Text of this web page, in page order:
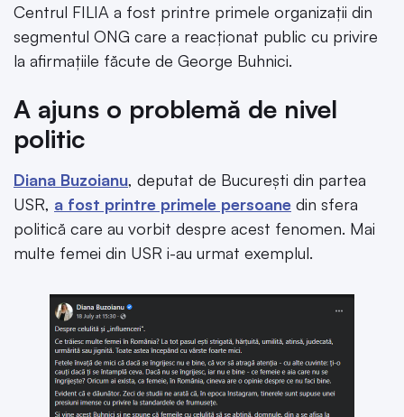
Centrul FILIA a fost printre primele organizații din
segmentul ONG care a reacționat public cu privire
la afirmațiile făcute de George Buhnici.
A ajuns o problemă de nivel
politic
Diana Buzoianu, deputat de București din partea
USR, a fost printre primele persoane din sfera
politică care au vorbit despre acest fenomen. Mai
multe femei din USR i-au urmat exemplul.